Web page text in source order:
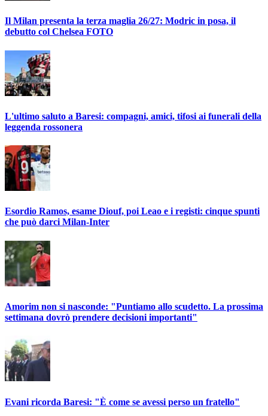
Il Milan presenta la terza maglia 26/27: Modric in posa, il
debutto col Chelsea FOTO
L'ultimo saluto a Baresi: compagni, amici, tifosi ai funerali della
leggenda rossonera
Esordio Ramos, esame Diouf, poi Leao e i registi: cinque spunti
che può darci Milan-Inter
Amorim non si nasconde: "Puntiamo allo scudetto. La prossima
settimana dovrò prendere decisioni importanti"
Evani ricorda Baresi: "È come se avessi perso un fratello"